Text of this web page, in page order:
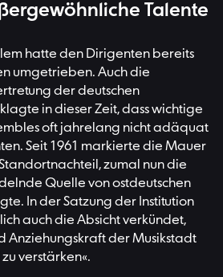
Talente
hatte den Dirigenten bereits
umgetrieben. Auch die
der deutschen
in dieser Zeit, dass wichtige
oft jahrelang nicht adäquat
Seit 1961 markierte die Mauer
zumal nun die
Quelle von ostdeutschen
In der Satzung der Institution
auch die Absicht verkündet,
Anziehungskraft der Musikstadt
verstärken«.